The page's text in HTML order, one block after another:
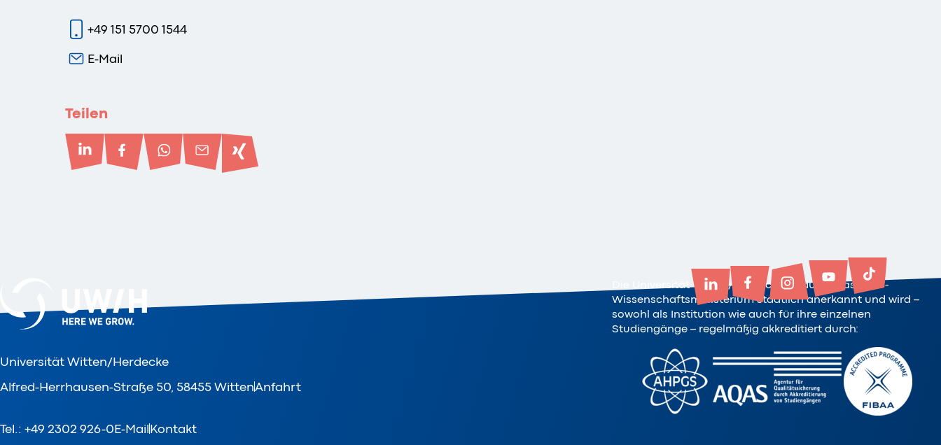
+49 151 5700 1544
E-Mail
Teilen
Universität Witten/Herdecke
Alfred-Herrhausen-Straße 50, 58455 WittenAnfahrt
Tel.: +49 2302 926-0E-MailKontakt
Die Universität Witten/Herdecke ist durch das NRW-
Wissenschaftsministerium staatlich anerkannt und wird –
sowohl als Institution wie auch für ihre einzelnen
Studiengänge – regelmäßig akkreditiert durch: